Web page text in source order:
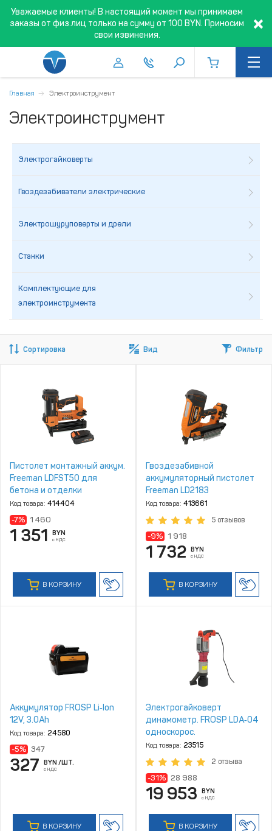
Уважаемые клиенты! В настоящий момент мы принимаем
заказы от физ.лиц только на сумму от 100 BYN. Приносим
свои извинения.
Главная Электроинструмент
Электроинструмент
Электрогайковерты
Гвоздезабиватели электрические
Электрошуруповерты и дрели
Станки
Комплектующие для
электроинструмента
Сортировка Вид Фильтр
Пистолет монтажный аккум.
Freeman LDFST50 для
бетона и отделки
Код товара: 414404
-7% 1 460
1 351 BYN
с НДС
В КОРЗИНУ
Гвоздезабивной
аккумуляторный пистолет
Freeman LD2183
Код товара: 413661
5 отзывов
-9% 1 918
1 732 BYN
с НДС
В КОРЗИНУ
Аккумулятор FROSP Li‑Ion
12V, 3.0Ah
Код товара: 24580
-5% 347
327 BYN /ШТ.
с НДС
В КОРЗИНУ
Электрогайковерт
динамометр. FROSP LDA‑04
односкорос.
Код товара: 23515
2 отзыва
-31% 28 988
19 953 BYN
с НДС
В КОРЗИНУ